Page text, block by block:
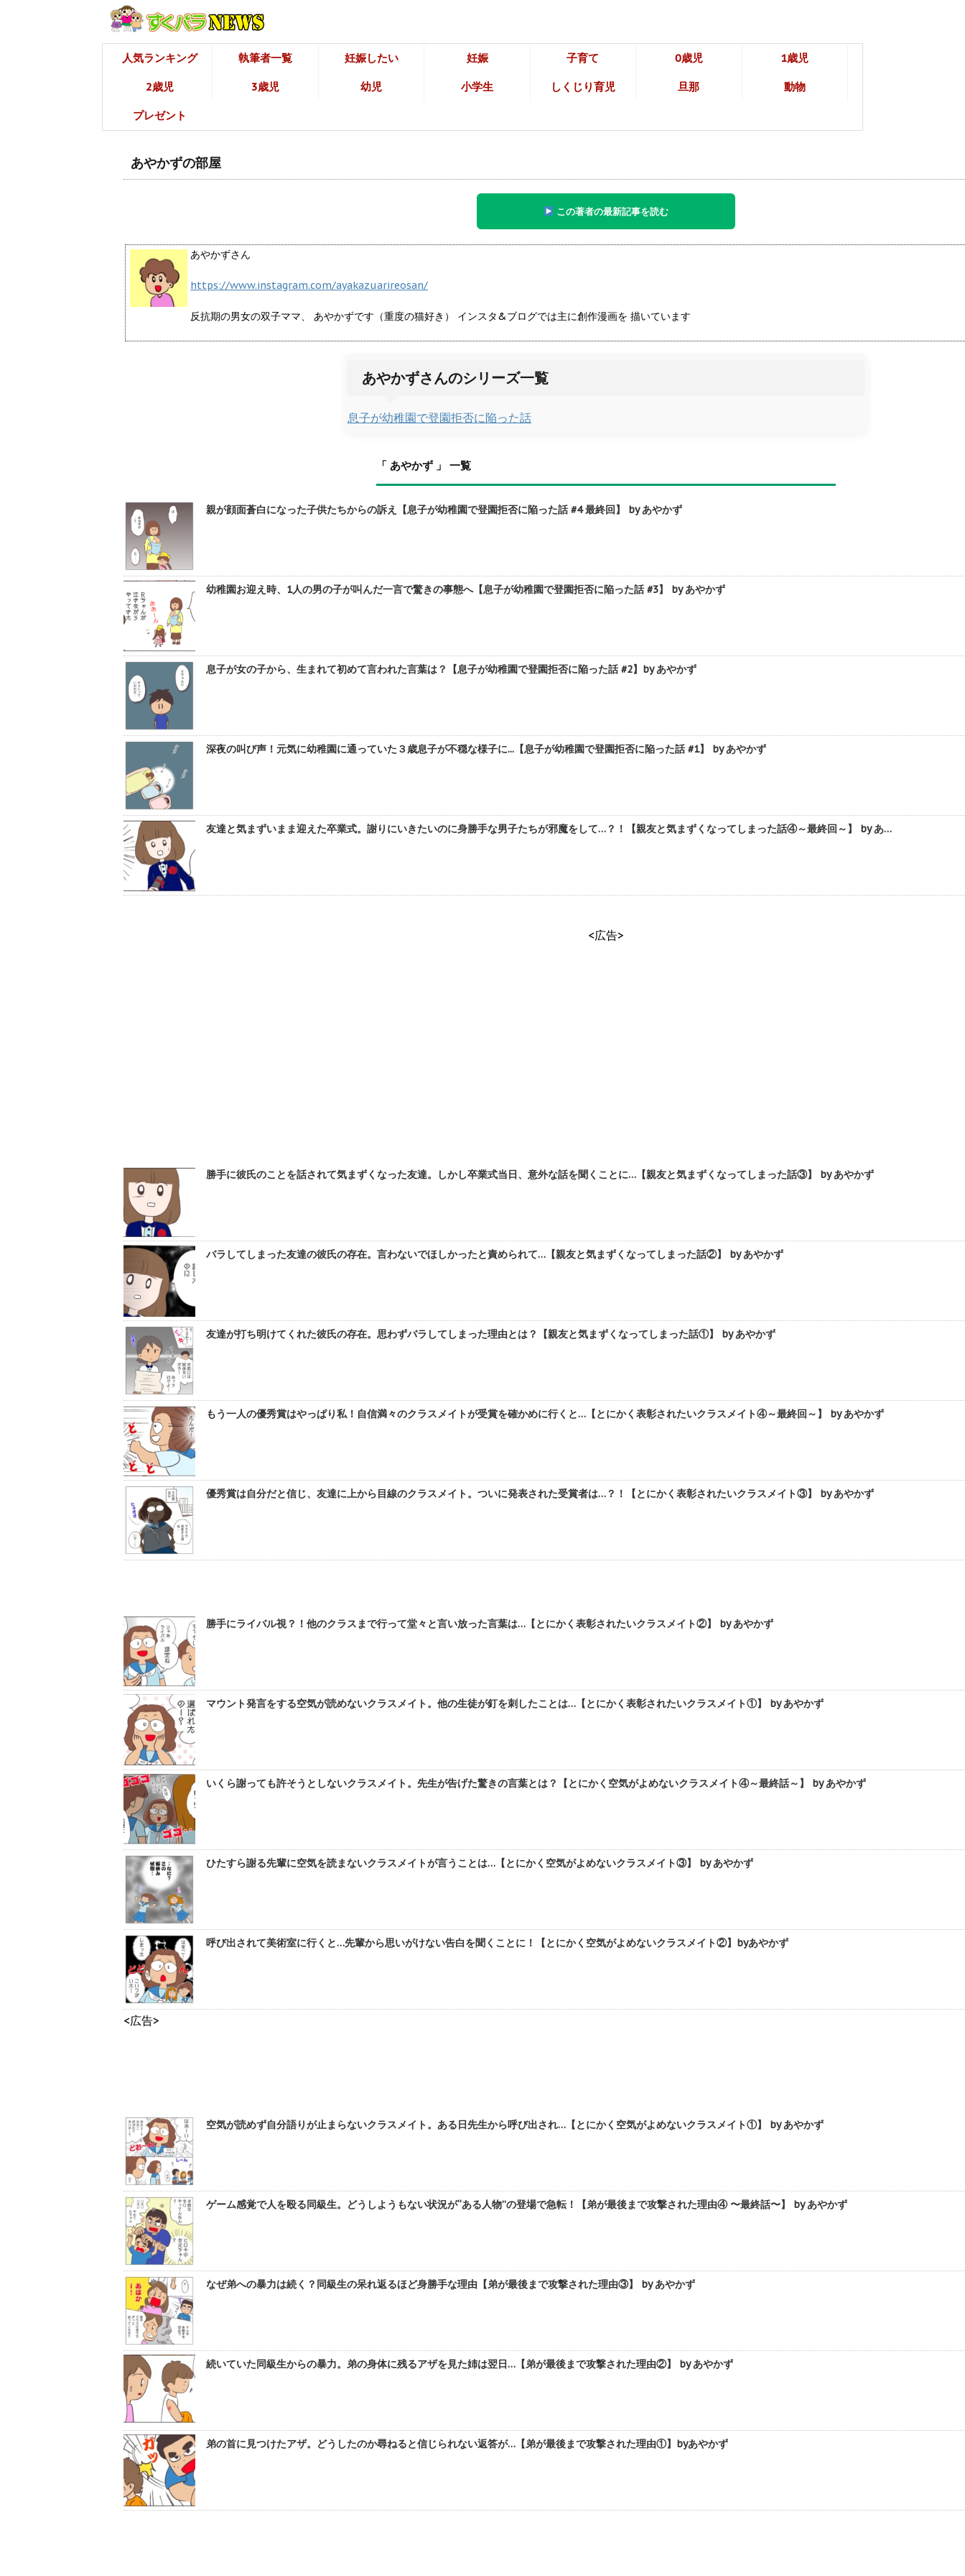
人気ランキング 執筆者一覧 妊娠したい 妊娠 子育て 0歳児 1歳児
2歳児 3歳児 幼児 小学生 しくじり育児 旦那 動物
プレゼント
あやかずの部屋
この著者の最新記事を読む
あやかずさん
https://www.instagram.com/ayakazuarireosan/
反抗期の男女の双子ママ、 あやかずです（重度の猫好き） インスタ&ブログでは主に創作漫画を 描いています
あやかずさんのシリーズ一覧
息子が幼稚園で登園拒否に陥った話
「 あやかず 」 一覧
親が顔面蒼白になった子供たちからの訴え【息子が幼稚園で登園拒否に陥った話 #4 最終回】 by あやかず
幼稚園お迎え時、1人の男の子が叫んだ一言で驚きの事態へ【息子が幼稚園で登園拒否に陥った話 #3】 by あやかず
息子が女の子から、生まれて初めて言われた言葉は？【息子が幼稚園で登園拒否に陥った話 #2】by あやかず
深夜の叫び声！元気に幼稚園に通っていた３歳息子が不穏な様子に...【息子が幼稚園で登園拒否に陥った話 #1】 by あやかず
友達と気まずいまま迎えた卒業式。謝りにいきたいのに身勝手な男子たちが邪魔をして…？！【親友と気まずくなってしまった話④～最終回～】 by あ…
<広告>
勝手に彼氏のことを話されて気まずくなった友達。しかし卒業式当日、意外な話を聞くことに…【親友と気まずくなってしまった話③】 by あやかず
バラしてしまった友達の彼氏の存在。言わないでほしかったと責められて…【親友と気まずくなってしまった話②】 by あやかず
友達が打ち明けてくれた彼氏の存在。思わずバラしてしまった理由とは？【親友と気まずくなってしまった話①】 by あやかず
もう一人の優秀賞はやっぱり私！自信満々のクラスメイトが受賞を確かめに行くと…【とにかく表彰されたいクラスメイト④～最終回～】 by あやかず
優秀賞は自分だと信じ、友達に上から目線のクラスメイト。ついに発表された受賞者は…？！【とにかく表彰されたいクラスメイト③】 by あやかず
勝手にライバル視？！他のクラスまで行って堂々と言い放った言葉は…【とにかく表彰されたいクラスメイト②】 by あやかず
マウント発言をする空気が読めないクラスメイト。他の生徒が釘を刺したことは…【とにかく表彰されたいクラスメイト①】 by あやかず
いくら謝っても許そうとしないクラスメイト。先生が告げた驚きの言葉とは？【とにかく空気がよめないクラスメイト④～最終話～】 by あやかず
ひたすら謝る先輩に空気を読まないクラスメイトが言うことは…【とにかく空気がよめないクラスメイト③】 by あやかず
呼び出されて美術室に行くと…先輩から思いがけない告白を聞くことに！【とにかく空気がよめないクラスメイト②】byあやかず
<広告>
空気が読めず自分語りが止まらないクラスメイト。ある日先生から呼び出され…【とにかく空気がよめないクラスメイト①】 by あやかず
ゲーム感覚で人を殴る同級生。どうしようもない状況が“ある人物”の登場で急転！【弟が最後まで攻撃された理由④ 〜最終話〜】 by あやかず
なぜ弟への暴力は続く？同級生の呆れ返るほど身勝手な理由【弟が最後まで攻撃された理由③】 by あやかず
続いていた同級生からの暴力。弟の身体に残るアザを見た姉は翌日…【弟が最後まで攻撃された理由②】 by あやかず
弟の首に見つけたアザ。どうしたのか尋ねると信じられない返答が…【弟が最後まで攻撃された理由①】byあやかず